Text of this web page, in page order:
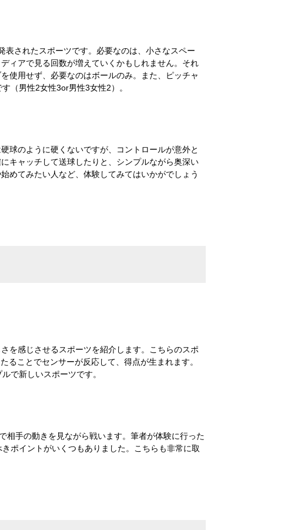
表されたスポーツです。必要なのは、小さなスペー
ィアで見る回数が増えていくかもしれません。それ
使用せず、必要なのはボールのみ。また、ピッチャ
（男性2女性3or男性3女性2）。
球のように硬くないですが、コントロールが意外と
キャッチして送球したりと、シンプルながら奥深い
めてみたい人など、体験してみてはいかがでしょう
を感じさせるスポーツを紹介します。こちらのスポ
ることでセンサーが反応して、得点が生まれます。
で新しいスポーツです。
相手の動きを見ながら戦います。筆者が体験に行った
ポイントがいくつもありました。こちらも非常に取